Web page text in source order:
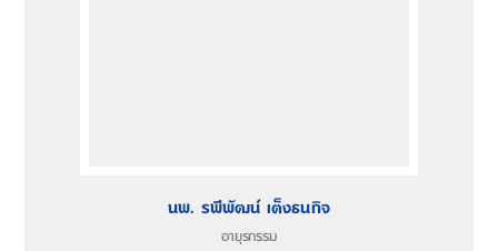
อายุรกรรม
นพ. รพีพัฒน์ เต็งธนกิจ